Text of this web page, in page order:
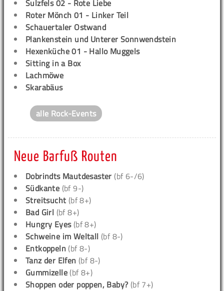
Sulzfels 02 - Rote Liebe
Roter Mönch 01 - Linker Teil
Schauertaler Ostwand
Plankenstein und Unterer Sonnwendstein
Hexenküche 01 - Hallo Muggels
Sitting in a Box
Lachmöwe
Skarabäus
alle Rock-Events
Neue Barfuß Routen
Dobrindts Mautdesaster (bf 6-/6)
Südkante (bf 9-)
Streitsucht (bf 8+)
Bad Girl (bf 8+)
Hungry Eyes(bf 8+)
Schweine im Weltall (bf 8-)
Entkoppeln (bf 8-)
Tanz der Elfen (bf 8-)
Gummizelle (bf 8+)
Shoppen oder poppen, Baby? (bf 7+)